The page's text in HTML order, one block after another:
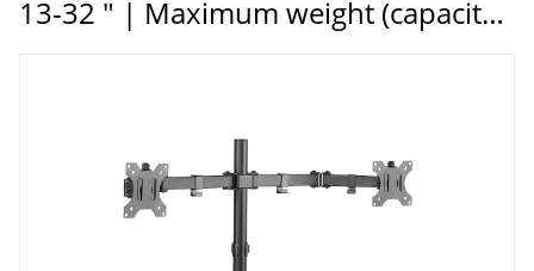
13-32 " | Maximum weight (capacity)
8 kg | Black